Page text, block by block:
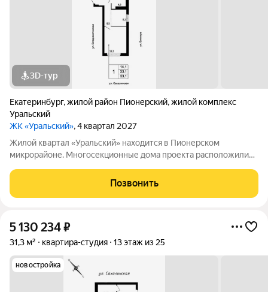
3D-тур
Екатеринбург,жилой район Пионерский,жилой комплекс
Уральский
ЖК «Уральский», 4 квартал 2027
Жилой квартал «Уральский» находится в Пионерском
микрорайоне. Многосекционные дома проекта расположились
Сахалинской, вблизи от Шарташского лесопарка. Мастер план
проекта предполагает возведение
Позвонить
5 130 234₽
31,3 м² квартира-студия 13 этаж из 25
новостройка